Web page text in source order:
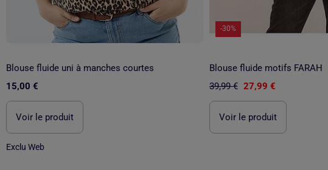
Blouse fluide uni à manches courtes
15,00 €
Voir le produit
Exclu Web
-30%
Blouse fluide motifs FARAH
39,99 € 27,99 €
Voir le produit